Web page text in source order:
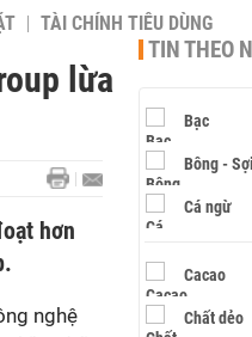
TÀI CHÍNH TIÊU DÙNG
lừa
hơn
nghệ
TIN THEO
Bạc
Bông - Sợi
Cá ngừ
Cacao
Chất dẻo